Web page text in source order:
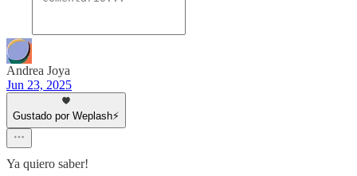
Andrea Joya
Jun 23, 2025
Gustado por Weplash⚡️
Ya quiero saber!